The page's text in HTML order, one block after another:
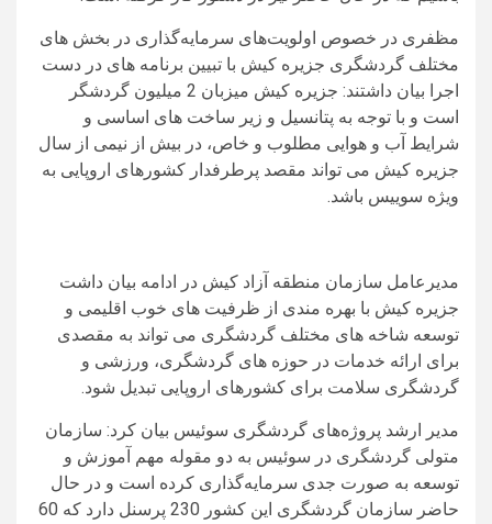
مظفری در خصوص اولویت‌های سرمایه‌گذاری در بخش های
مختلف گردشگری جزیره کیش با تبيين برنامه های در دست
اجرا بیان داشتند: جزیره کیش میزبان 2 میلیون گردشگر
است و با توجه به پتانسیل و زیر ساخت های اساسی و
شرایط آب و هوایی مطلوب و خاص، در بیش از نیمی از سال
جزیره کیش می تواند مقصد پرطرفدار کشورهای اروپایی به
ویژه سوییس باشد.
مدیرعامل سازمان منطقه آزاد کیش در ادامه بیان داشت
جزیره کیش با بهره مندی از ظرفیت های خوب اقلیمی و
توسعه شاخه های مختلف گردشگری مى تواند به مقصدی
برای ارائه خدمات در حوزه های گردشگری، ورزشی و
گردشگری سلامت برای کشورهای اروپایی تبدیل شود.
مدیر ارشد پروژه‌های گردشگری سوئیس بیان کرد: سازمان
متولی گردشگری در سوئیس به دو مقوله مهم آموزش و
توسعه به ‌صورت جدی سرمایه‌گذاری کرده است و در حال
حاضر سازمان گردشگری این کشور 230 پرسنل دارد که 60